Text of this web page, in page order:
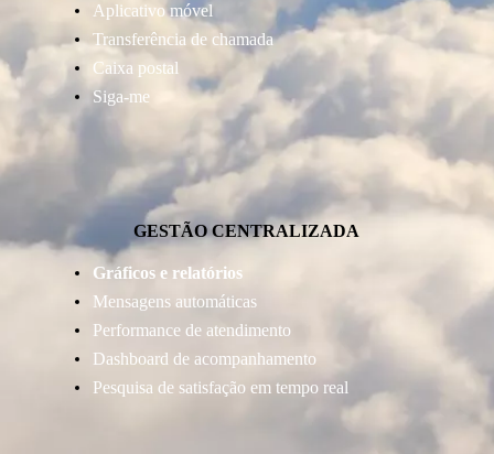
Aplicativo móvel
Transferência de chamada
Caixa postal
Siga-me
GESTÃO CENTRALIZADA
Gráficos e relatórios
Mensagens automáticas
Performance de atendimento
Dashboard de acompanhamento
Pesquisa de satisfação em tempo real